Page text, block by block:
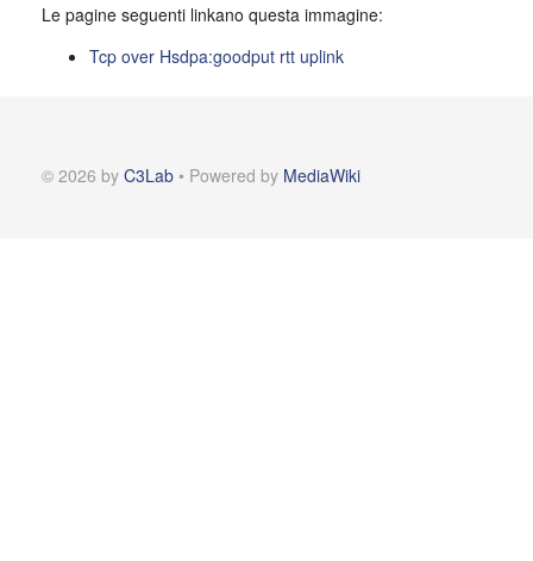
Le pagine seguenti linkano questa immagine:
Tcp over Hsdpa:goodput rtt uplink
© 2026 by C3Lab • Powered by MediaWiki